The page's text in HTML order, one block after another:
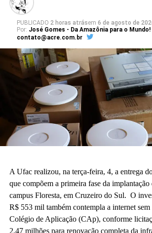
PUBLICADO 2 horas atrásem 6 de agosto de
Por: José Gomes - Da Amazônia para o Mundo!
contato@acre.com.br
A Ufac realizou, na terça-feira, 4, a entrega
que compõem a primeira fase da
campus Floresta, em Cruzeiro do Sul. O
R$ 553 mil também contempla a internet
Colégio de Aplicação (CAp), conforme
2,47 milhões para renovação completa da